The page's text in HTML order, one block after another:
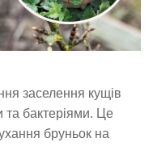
заселення кущів
та бактеріями. Це
бруньок на